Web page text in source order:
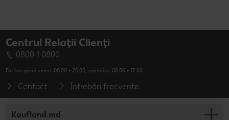
Centrul Relații Clienți
0800 1 0800
De luni până vineri: 08:00 - 20:00; sâmbăta: 08:00 - 17:00
Contact Întrebări frecvente
Kaufland.md